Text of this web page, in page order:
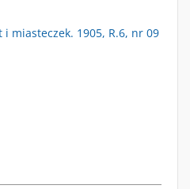
miasteczek. 1905, R.6, nr 09